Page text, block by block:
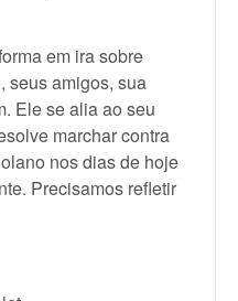
em ira sobre
seus amigos, sua
Ele se alia ao seu
marchar contra
nos dias de hoje
Precisamos refletir